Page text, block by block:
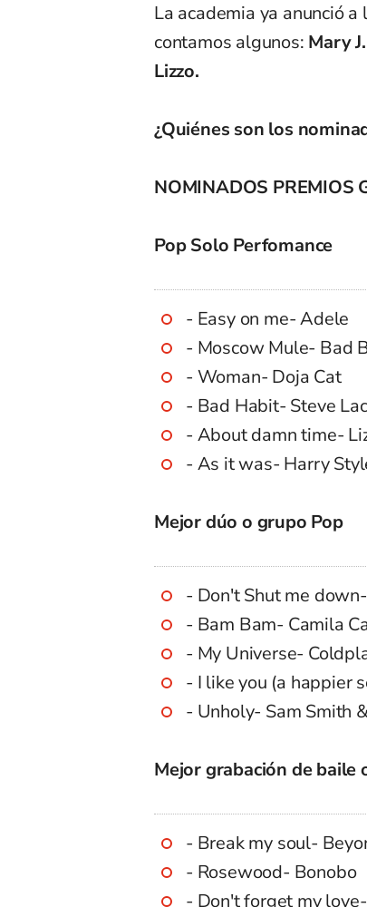
La academia ya anunció
contamos algunos: Mary
Lizzo.
¿Quiénes son los
NOMINADOS PREMIOS
Pop Solo Perfomance
- Easy on me- Adele
- Moscow Mule- Bad
- Woman- Doja Cat
- Bad Habit- Steve
- About damn time-
- As it was- Harry
Mejor dúo o grupo Pop
- Don't Shut me
- Bam Bam- Camila
- My Universe-
- I like you (a happier
- Unholy- Sam Smith
Mejor grabación de baile
- Break my soul-
- Rosewood- Bonobo
- Don't forget my